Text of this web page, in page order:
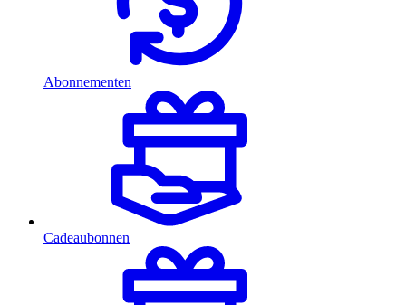
Abonnementen
Cadeaubonnen